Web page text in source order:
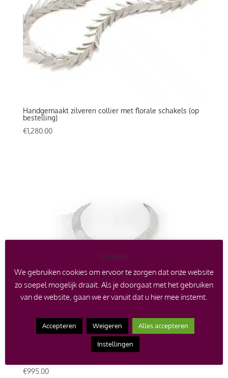
Handgemaakt zilveren collier met florale schakels (op
bestelling)
€1,280.00
Handgemaakt zilveren statement collier Joy (62 cm,
€995.00
Cookies
We gebruiken cookies om ervoor te zorgen dat onze website
zo soepel mogelijk draait. Als je doorgaat met het gebruiken
van de website, gaan we er vanuit dat u hier mee instemt.
Accepteren Weigeren Alles accepteren
Instellingen